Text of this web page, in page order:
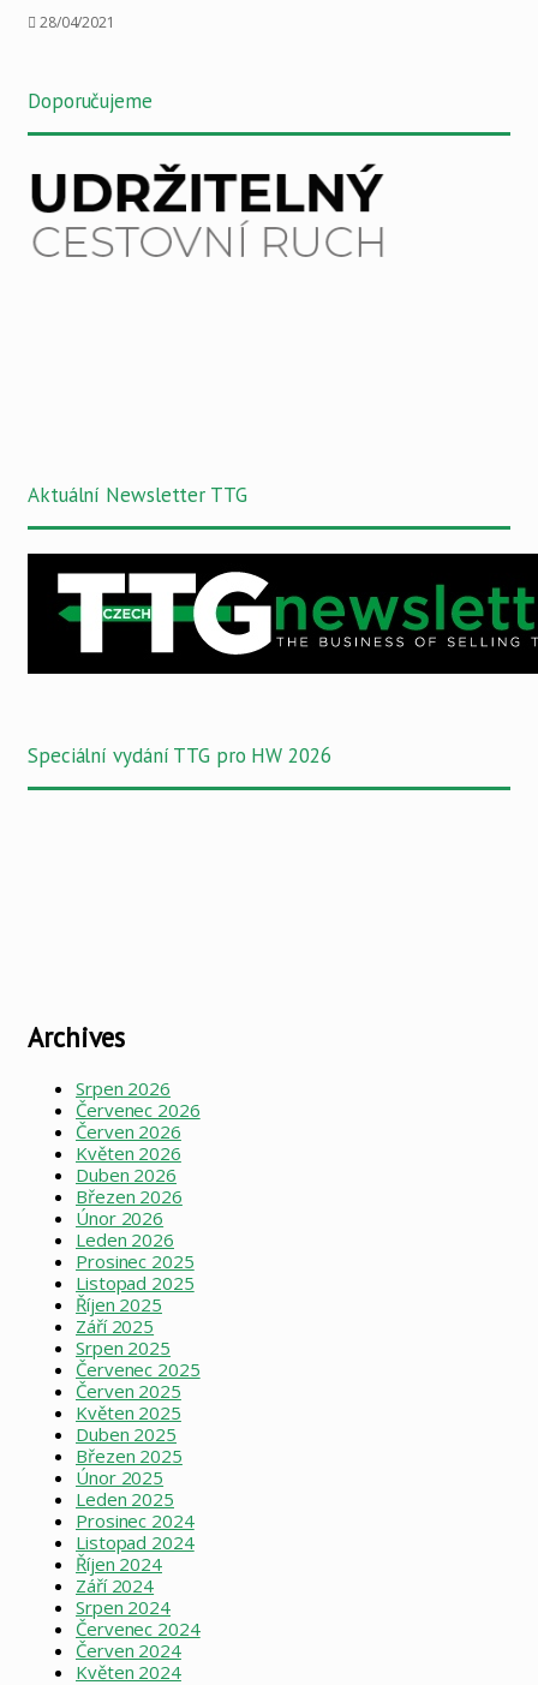
28/04/2021
Doporučujeme
Aktuální Newsletter TTG
Speciální vydání TTG pro HW 2026
Archives
Srpen 2026
Červenec 2026
Červen 2026
Květen 2026
Duben 2026
Březen 2026
Únor 2026
Leden 2026
Prosinec 2025
Listopad 2025
Říjen 2025
Září 2025
Srpen 2025
Červenec 2025
Červen 2025
Květen 2025
Duben 2025
Březen 2025
Únor 2025
Leden 2025
Prosinec 2024
Listopad 2024
Říjen 2024
Září 2024
Srpen 2024
Červenec 2024
Červen 2024
Květen 2024